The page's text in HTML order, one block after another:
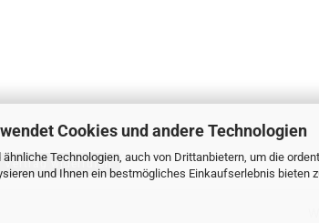
Cookies und andere Technologien
Technologien, auch von Drittanbietern, um die
und Ihnen ein bestmögliches Einkaufserlebnis bieten
Vertrag widerrufen